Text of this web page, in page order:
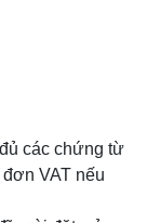
các chứng từ
VAT nếu